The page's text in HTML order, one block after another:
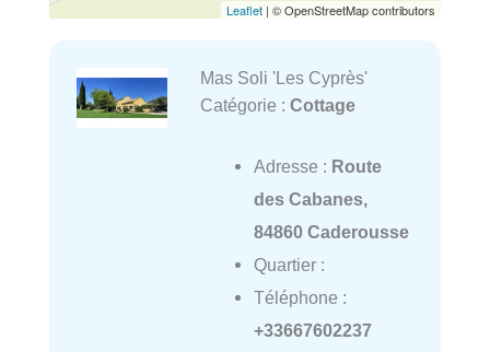
Leaflet | © OpenStreetMap contributors
Mas Soli 'Les Cyprès'
Catégorie : Cottage
Adresse : Route
des Cabanes,
84860 Caderousse
Quartier :
Téléphone :
+33667602237